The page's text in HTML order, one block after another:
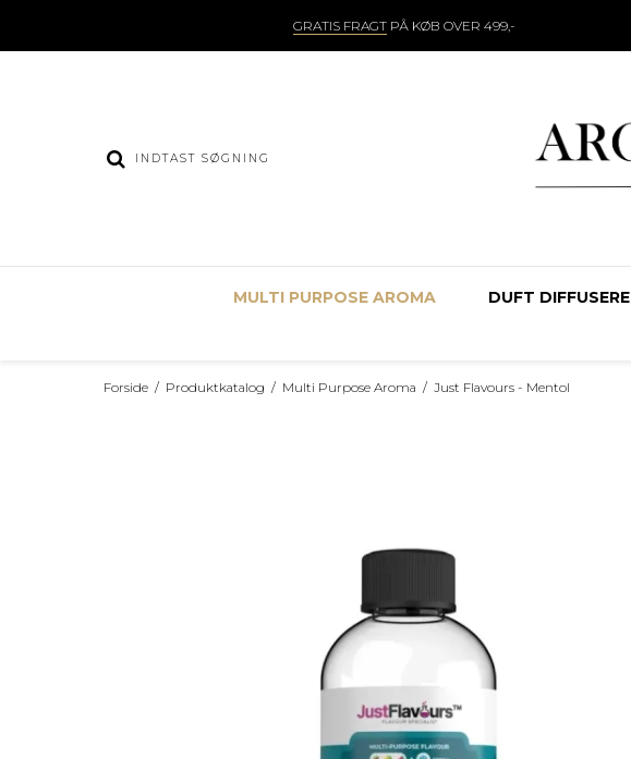
GRATIS FRAGTPÅ KØB OVER 499,-
MULTI PURPOSE AROMA DUFT DIFFUSERE
Forside / Produktkatalog / Multi Purpose Aroma / Just Flavours - Mentol